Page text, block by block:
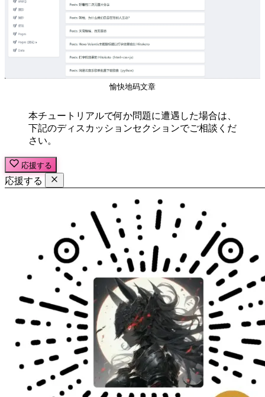
愉快地码文章
本チュートリアルで何か問題に遭遇した場合は、
下記のディスカッションセクションでご相談くだ
さい。
応援する
応援する